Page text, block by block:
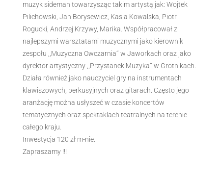
muzyk sideman towarzysząc takim artystą jak: Wojtek
Pilichowski, Jan Borysewicz, Kasia Kowalska, Piotr
Rogucki, Andrzej Krzywy, Marika. Współpracował z
najlepszymi warsztatami muzycznymi jako kierownik
zespołu ,,Muzyczna Owczarnia’’ w Jaworkach oraz jako
dyrektor artystyczny ,,Przystanek Muzyka’’ w Grotnikach.
Działa również jako nauczyciel gry na instrumentach
klawiszowych, perkusyjnych oraz gitarach. Często jego
aranżację można usłyszeć w czasie koncertów
tematycznych oraz spektaklach teatralnych na terenie
całego kraju.
Inwestycja 120 zł m-nie.
Zapraszamy !!!